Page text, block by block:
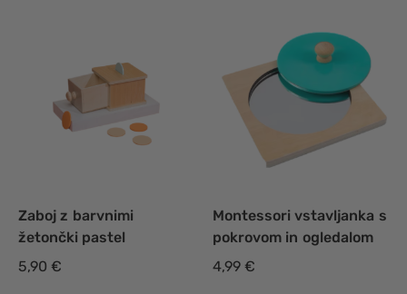
Zaboj z barvnimi
žetončki pastel
5,90€
Montessori vstavljanka s
pokrovom in ogledalom
4,99€